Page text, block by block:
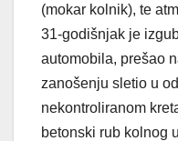
(mokar kolnik), te
31-godišnjak je
automobila, prešao
zanošenju sletio u
nekontroliranom
betonski rub kolnog